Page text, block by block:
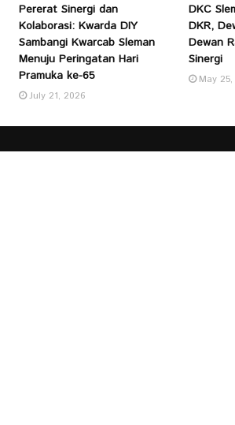
Pererat Sinergi dan
Kolaborasi: Kwarda DIY
Sambangi Kwarcab Sleman
Menuju Peringatan Hari
Pramuka ke-65
July 21, 2026
DKC
DKR,
Dewan
Sinergi
May